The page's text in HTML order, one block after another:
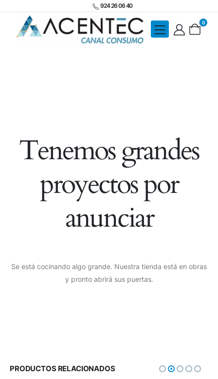
924 26 06 40
0
Tenemos grandes
proyectos por
anunciar
Se está cocinando algo grande. Nuestra tienda está en obras
y pronto abrirá sus puertas.
PRODUCTOS RELACIONADOS